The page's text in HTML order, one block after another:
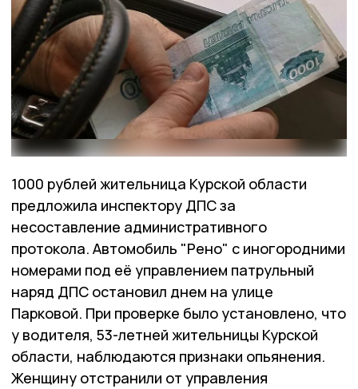
1000 рублей жительница Курской области
предложила инспектору ДПС за
несоставление административного
протокола. Автомобиль "Рено" с иногородними
номерами под её управлением патрульный
наряд ДПС остановил днем на улице
Парковой. При проверке было установлено, что
у водителя, 53-летней жительницы Курской
области, наблюдаются признаки опьянения.
Женщину отстранили от управления